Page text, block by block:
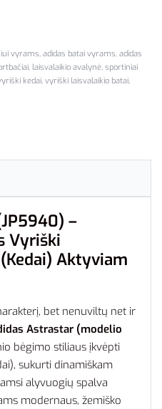
vyrams, adidas batai vyrams, adidas
, laisvalaikio avalynė, sportiniai
kedai, vyriški laisvalaikio batai,
–
Vyriški
Aktyviam
bet nenuviltų net ir
Astrastar (modelio
bėgimo stiliaus įkvėpti
sukurti dinamiškam
alyvuogių spalva
modernaus, žemiško